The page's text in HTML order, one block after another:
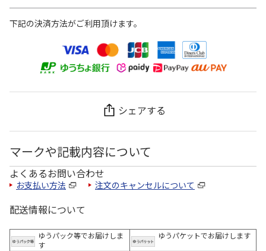
下記の決済方法がご利用頂けます。
シェアする
マークや記載内容について
よくあるお問い合わせ
お支払い方法 注文のキャンセルについて
配送情報について
ゆうパック等でお届けしま
す
ゆうパケットでお届けします